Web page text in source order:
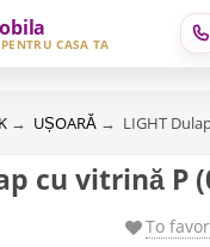
CASA TA
→ UȘOARĂ → LIGHT
cu vitrină P
To